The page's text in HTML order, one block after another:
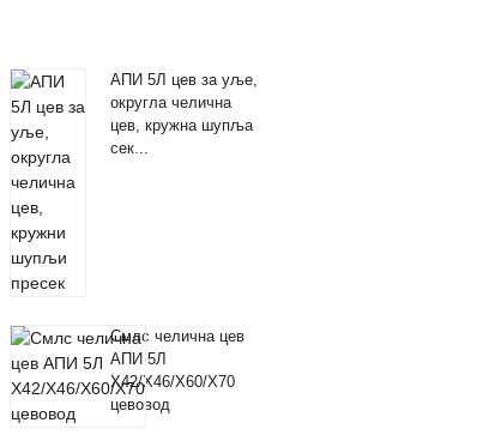
АПИ 5Л цев за уље,
округла челична
цев, кружна шупља
сек...
Смлс челична цев
АПИ 5Л
X42/X46/X60/X70
цевовод